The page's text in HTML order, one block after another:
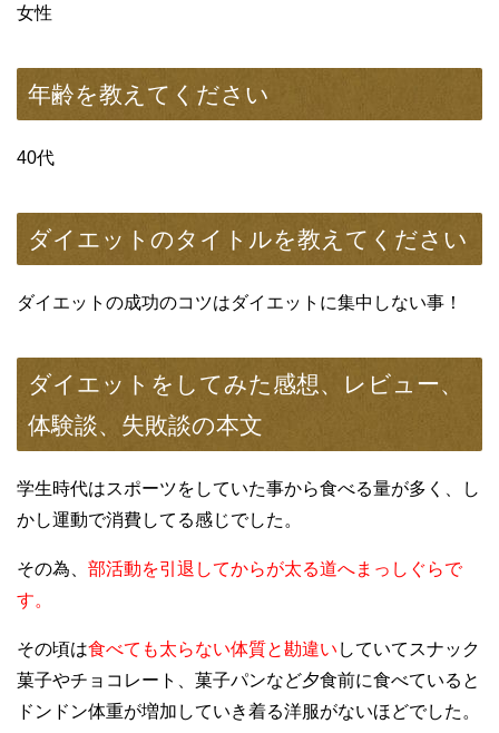
女性
年齢を教えてください
40代
ダイエットのタイトルを教えてください
ダイエットの成功のコツはダイエットに集中しない事！
ダイエットをしてみた感想、レビュー、
体験談、失敗談の本文
学生時代はスポーツをしていた事から食べる量が多く、し
かし運動で消費してる感じでした。
その為、 部活動を引退してからが太る道へまっしぐらで
す。
その頃は食べても太らない体質と勘違い していてスナック
菓子やチョコレート、菓子パンなど夕食前に食べていると
ドンドン体重が増加していき着る洋服がないほどでした。